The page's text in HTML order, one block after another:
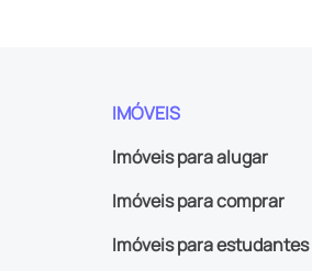
IMÓVEIS
Imóveis para alugar
Imóveis para comprar
Imóveis para estudantes